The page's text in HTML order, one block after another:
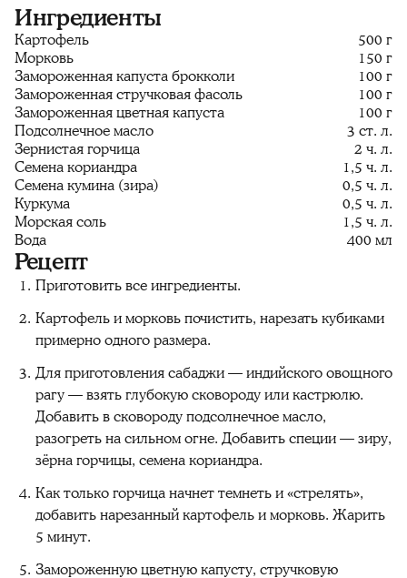
Ингредиенты
Картофель
500 г
Морковь
150 г
Замороженная капуста брокколи
100 г
Замороженная стручковая фасоль
100 г
Замороженная цветная капуста
100 г
Подсолнечное масло
3 ст. л.
Зернистая горчица
2 ч. л.
Семена кориандра
1,5 ч. л.
Семена кумина (зира)
0,5 ч. л.
Куркума
0,5 ч. л.
Морская соль
1,5 ч. л.
Вода
400 мл
Рецепт
Приготовить все ингредиенты.
Картофель и морковь почистить, нарезать кубиками
примерно одного размера.
Для приготовления сабаджи — индийского овощного
рагу — взять глубокую сковороду или кастрюлю.
Добавить в сковороду подсолнечное масло,
разогреть на сильном огне. Добавить специи — зиру,
зёрна горчицы, семена кориандра.
Как только горчица начнет темнеть и «стрелять»,
добавить нарезанный картофель и морковь. Жарить
5 минут.
Замороженную цветную капусту, стручковую